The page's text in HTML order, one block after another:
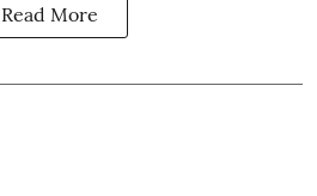
Read More